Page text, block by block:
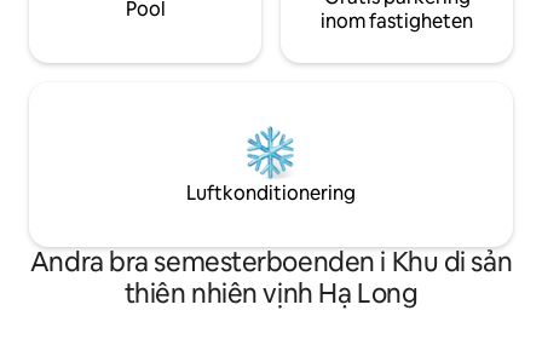
Pool
inom fastigheten
Luftkonditionering
Andra bra semesterboenden i Khu di sản
thiên nhiên vịnh Hạ Long